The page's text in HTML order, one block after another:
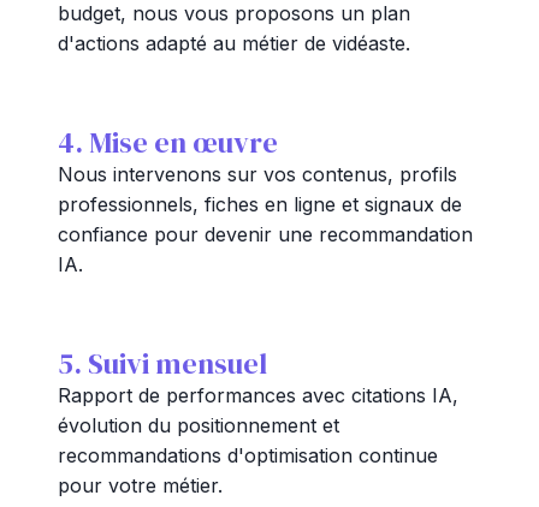
budget, nous vous proposons un plan
d'actions adapté au métier de vidéaste.
4. Mise en œuvre
Nous intervenons sur vos contenus, profils
professionnels, fiches en ligne et signaux de
confiance pour devenir une recommandation
IA.
5. Suivi mensuel
Rapport de performances avec citations IA,
évolution du positionnement et
recommandations d'optimisation continue
pour votre métier.